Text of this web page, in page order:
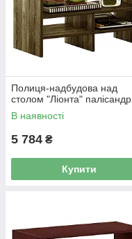
Полиця-надбудова над
столом "Ліонта" палісандр
В наявності
5 784 ₴
Купити